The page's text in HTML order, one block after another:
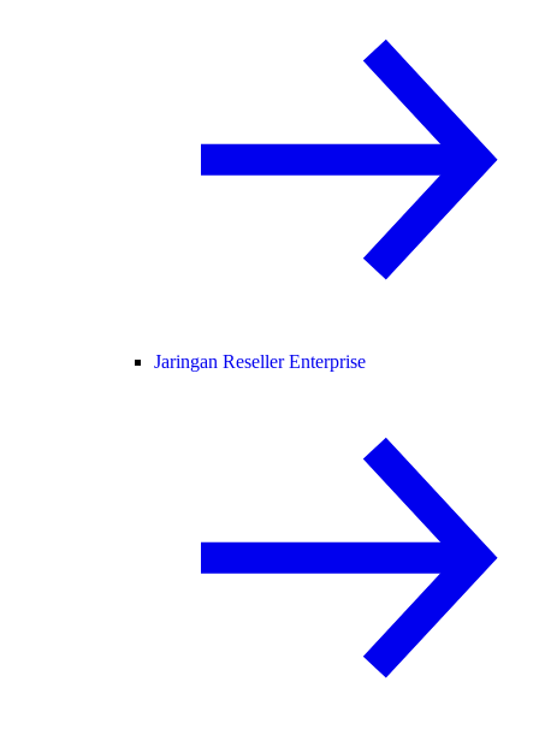
Jaringan Reseller Enterprise